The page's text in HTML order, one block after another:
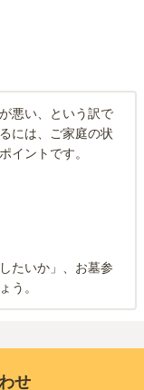
悪い、という訳で
には、ご家庭の状
イントです。
たいか」、お墓参
う。
せ